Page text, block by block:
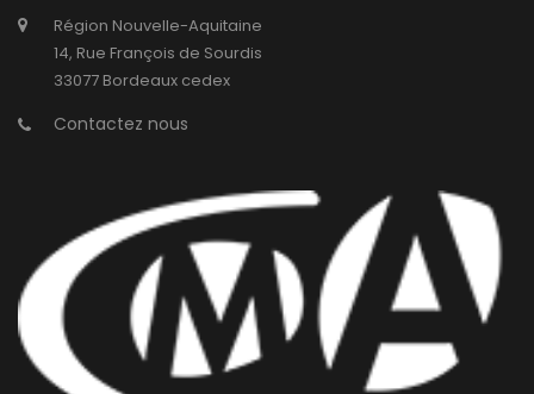
Région Nouvelle-Aquitaine
14, Rue François de Sourdis
33077 Bordeaux cedex
Contactez nous